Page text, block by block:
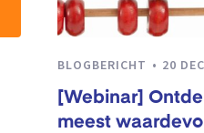
BLOGBERICHT 20
[Webinar]
meest